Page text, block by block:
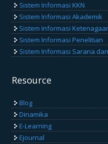
Sistem Informasi KKN
Sistem Informasi Akademik
Sistem Informasi
Sistem Informasi Penelitian
Sistem Informasi Sarana
Resource
Blog
Dinamika
E-Learning
Ejournal